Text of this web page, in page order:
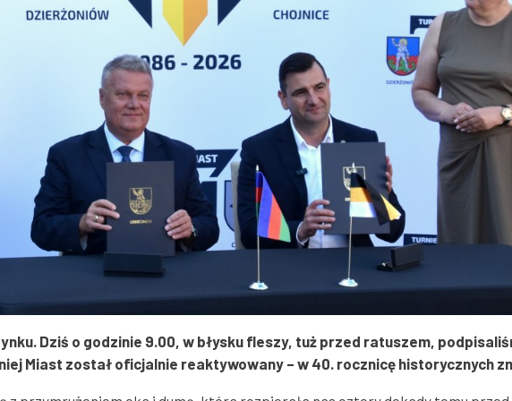
Goniec Dzierżoniowski Straż Miejska
Dziś o godzinie 9.00, w błysku fleszy, tuż przed ratuszem,
Miast został oficjalnie reaktywowany – w 40. rocznicę historycznych